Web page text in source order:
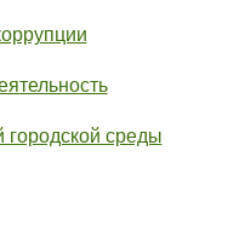
среды